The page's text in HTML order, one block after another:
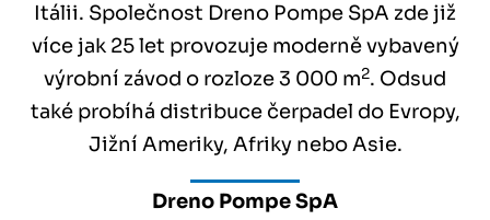
Itálii. Společnost Dreno Pompe SpA zde již
více jak 25 let provozuje moderně vybavený
výrobní závod o rozloze 3 000 m2. Odsud
také probíhá distribuce čerpadel do Evropy,
Jižní Ameriky, Afriky nebo Asie.
Dreno Pompe SpA